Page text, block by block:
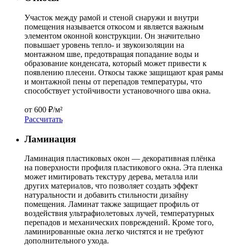
Участок между рамой и стеной снаружи и внутри
помещения называется откосом и является важным
элементом оконной конструкции. Он значительно
повышает уровень тепло- и звукоизоляции на
монтажном шве, предотвращая попадание воды и
образование конденсата, который может привести к
появлению плесени. Откосы также защищают края рамы
и монтажной пены от перепадов температуры, что
способствует устойчивости установочного шва окна.
от 600 ₽/м²
Расcчитать
Ламинация
Ламинация пластиковых окон — декоративная плёнка
на поверхности профиля пластикового окна. Эта пленка
может имитировать текстуру дерева, металла или
других материалов, что позволяет создать эффект
натуральности и добавить стильности дизайну
помещения. Ламинат также защищает профиль от
воздействия ультрафиолетовых лучей, температурных
перепадов и механических повреждений. Кроме того,
ламинированные окна легко чистятся и не требуют
дополнительного ухода.